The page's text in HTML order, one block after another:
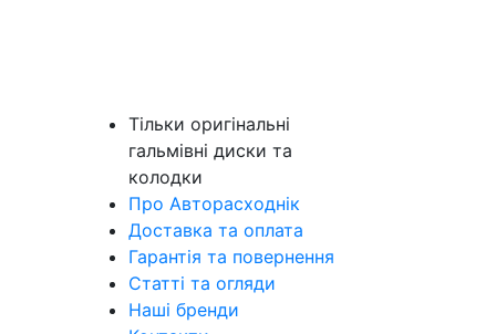
Тільки оригінальні
гальмівні диски та
колодки
Про Авторасходнік
Доставка та оплата
Гарантія та повернення
Статті та огляди
Наші бренди